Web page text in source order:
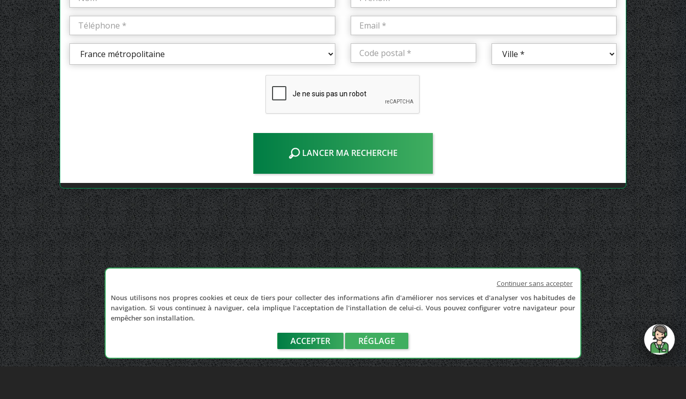
LANCER MA RECHERCHE
Continuer sans accepter
Nous utilisons nos propres cookies et ceux de tiers pour collecter des informations afin d'améliorer nos services et d'analyser vos habitudes de
navigation. Si vous continuez à naviguer, cela implique l'acceptation de l'installation de celui-ci. Vous pouvez configurer votre navigateur pour
empêcher son installation.
ACCEPTER RÉGLAGE